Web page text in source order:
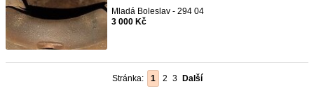
Mladá Boleslav - 294 04
3 000 Kč
Stránka: 1 2 3 Další